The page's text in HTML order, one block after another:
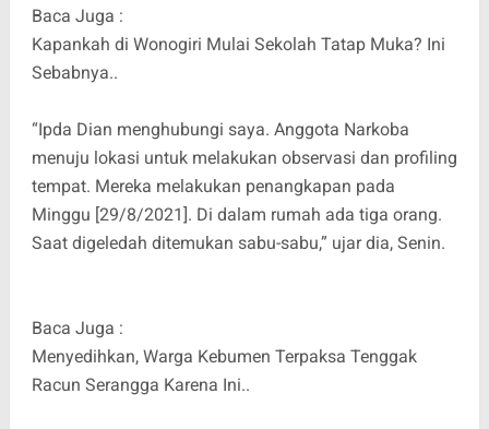
Baca Juga :
Kapankah di Wonogiri Mulai Sekolah Tatap Muka? Ini
Sebabnya..
“Ipda Dian menghubungi saya. Anggota Narkoba
menuju lokasi untuk melakukan observasi dan profiling
tempat. Mereka melakukan penangkapan pada
Minggu [29/8/2021]. Di dalam rumah ada tiga orang.
Saat digeledah ditemukan sabu-sabu,” ujar dia, Senin.
Baca Juga :
Menyedihkan, Warga Kebumen Terpaksa Tenggak
Racun Serangga Karena Ini..